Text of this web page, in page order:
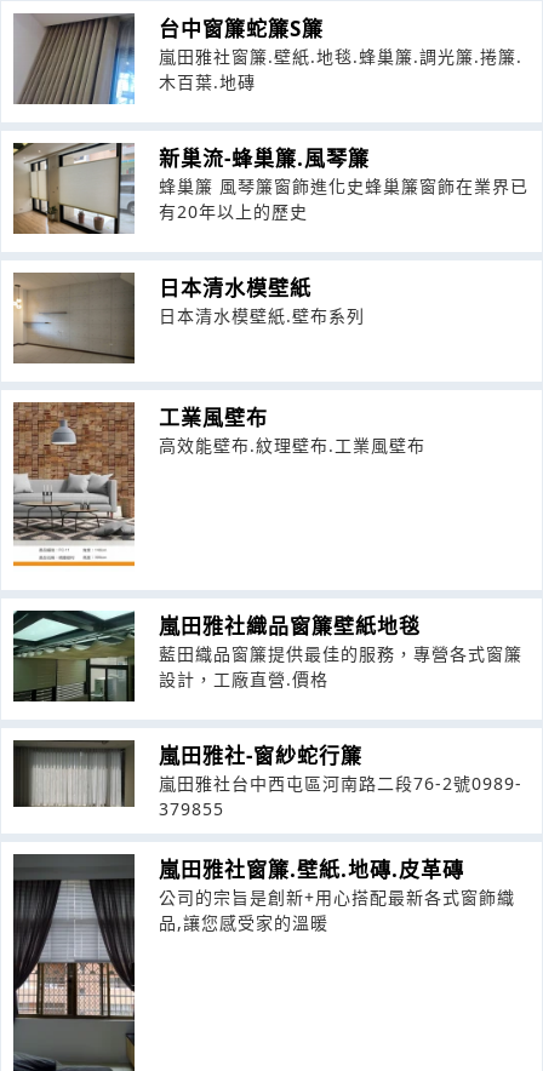
台中窗簾蛇簾S簾
嵐田雅社窗簾.壁紙.地毯.蜂巢簾.調光簾.捲簾.
木百葉.地磚
新巢流-蜂巢簾.風琴簾
蜂巢簾 風琴簾窗飾進化史蜂巢簾窗飾在業界已
有20年以上的歷史
日本清水模壁紙
日本清水模壁紙.壁布系列
工業風壁布
高效能壁布.紋理壁布.工業風壁布
嵐田雅社織品窗簾壁紙地毯
藍田織品窗簾提供最佳的服務，專營各式窗簾
設計，工廠直營.價格
嵐田雅社-窗紗蛇行簾
嵐田雅社台中西屯區河南路二段76-2號0989-
379855
嵐田雅社窗簾.壁紙.地磚.皮革磚
公司的宗旨是創新+用心搭配最新各式窗飾織
品,讓您感受家的溫暖